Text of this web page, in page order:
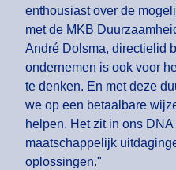
enthousiast over de
met de MKB
André Dolsma, directielid
ondernemen is ook voor
te denken. En met deze
we op een betaalbare
helpen. Het zit in ons
maatschappelijk
oplossingen."